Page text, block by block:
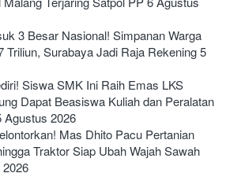
3 Besar Nasional! Simpanan Warga
Triliun, Surabaya Jadi Raja Rekening5
Siswa SMK Ini Raih Emas LKS
Dapat Beasiswa Kuliah dan Peralatan
Agustus 2026
Mas Dhito Pacu Pertanian
Traktor Siap Ubah Wajah Sawah